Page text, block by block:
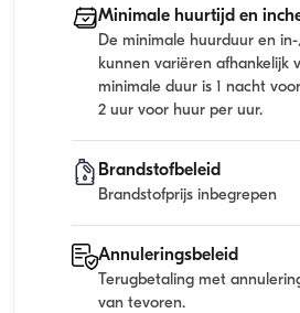
Minimale huurtijd en
De minimale huurduur en
kunnen variëren afhankelijk
minimale duur is 1 nacht
2 uur voor huur per uur.
Brandstofbeleid
Brandstofprijs inbegrepen
Annuleringsbeleid
Terugbetaling met
van tevoren.